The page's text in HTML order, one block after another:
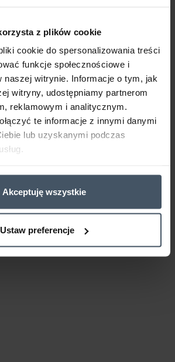
z plików cookie
cookie do spersonalizowania treści
funkcje społecznościowe i
naszej witrynie. Informacje o tym, jak
witryny, udostępniamy partnerom
reklamowym i analitycznym.
te informacje z innymi danymi
lub uzyskanymi podczas
Akceptuję wszystkie
Ustaw preferencje